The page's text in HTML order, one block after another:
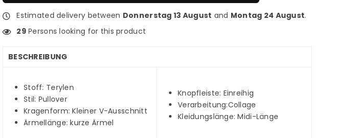
Estimated delivery between Donnerstag 13 August and Montag 24 August.
29Persons looking for this product
BESCHREIBUNG
Stoff: Terylen
Stil: Pullover
Kragenform: Kleiner V-Ausschnitt
Ärmellänge: kurze Ärmel
Knopfleiste: Einreihig
Verarbeitung:Collage
Kleidungslänge: Midi-Länge